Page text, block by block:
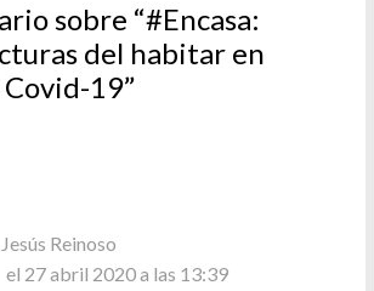
sobre “#Encasa:
del habitar en
19”
Jesús Reinoso
el 27 abril 2020 a las 13:39